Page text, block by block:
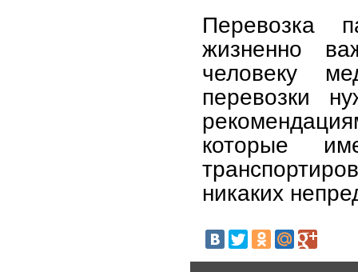
Перевозка
жизненно
человеку
перевозки
которые
никаких